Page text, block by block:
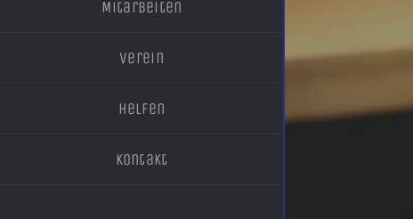
Mitarbeiten
Verein
Helfen
Kontakt